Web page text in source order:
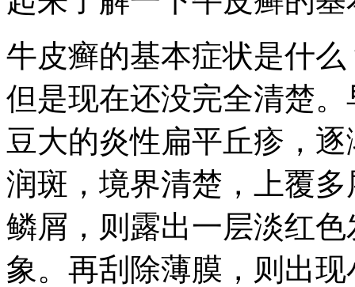
牛皮癣的基本症状是什
但是现在还没完全清楚
豆大的炎性扁平丘疹，
润斑，境界清楚，上覆
鳞屑，则露出一层淡红
象。再刮除薄膜，则出